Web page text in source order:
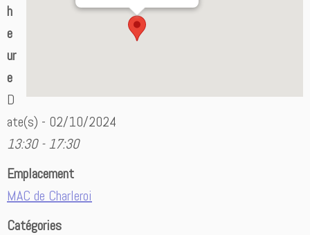
h
e
ur
e
D
ate(s) - 02/10/2024
13:30 - 17:30
Emplacement
MAC de Charleroi
Catégories